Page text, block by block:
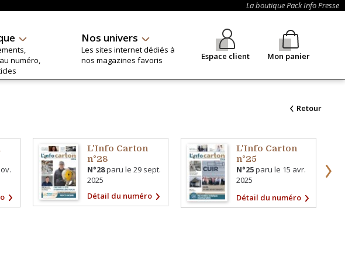
La boutique Pack Info Presse
numéro,
Nos univers
Les sites internet dédiés à
nos magazines favoris
Espace client Mon panier
Retour
L'Info Carton
n°28
N°28paru le29 sept.
2025
Détail du numéro
L'Info Carton
n°25
N°25paru le 15 avr.
2025
Détail du numéro